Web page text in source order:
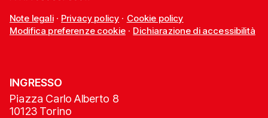
Note legali· Privacy policy · Cookie policy
Modifica preferenze cookie· Dichiarazione di accessibilità
INGRESSO
Piazza Carlo Alberto 8
10123 Torino